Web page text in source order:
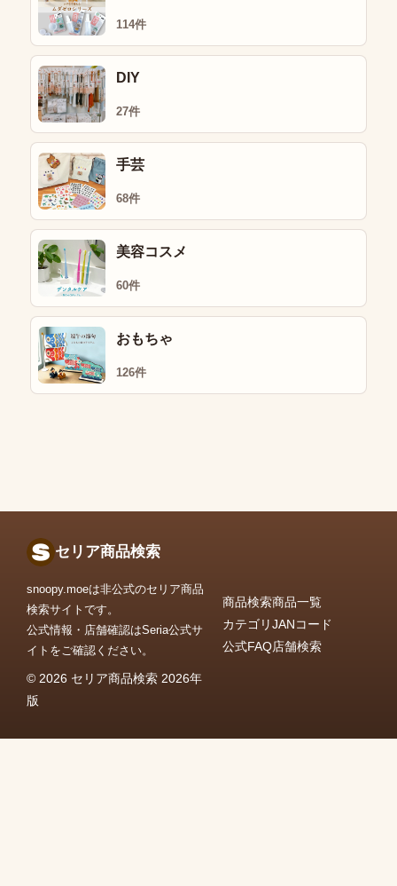
114件
DIY
27件
手芸
68件
美容コスメ
60件
おもちゃ
126件
セリア商品検索
snoopy.moeは非公式のセリア商品
検索サイトです。
公式情報・店舗確認はSeria公式サ
イトをご確認ください。
© 2026 セリア商品検索 2026年
版
商品検索商品一覧
カテゴリJANコード
公式FAQ店舗検索